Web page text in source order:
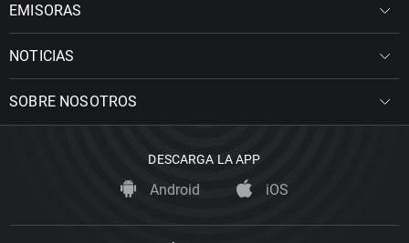
EMISORAS
NOTICIAS
SOBRE NOSOTROS
DESCARGA LA APP
Android iOS